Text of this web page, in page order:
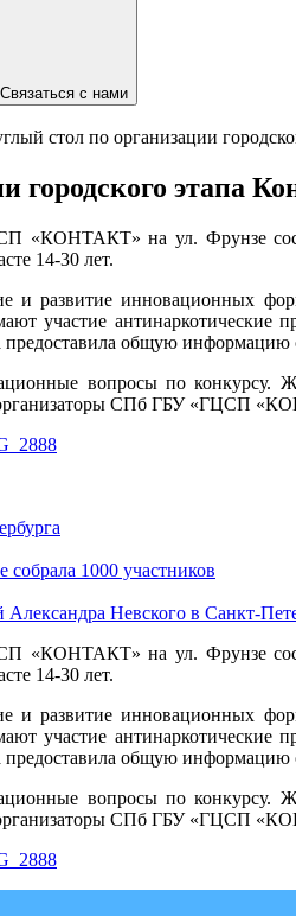
Связаться с нами
стол по организации
городского этапа
«КОНТАКТ» на ул. Фрунзе
14-30 лет.
и развитие инновационных
участие антинаркотические
предоставила общую
вопросы по
организаторы СПб ГБУ «ГЦСП
1000 участников
Невского в Санкт-
«КОНТАКТ» на ул. Фрунзе
14-30 лет.
и развитие инновационных
участие антинаркотические
предоставила общую
вопросы по
организаторы СПб ГБУ «ГЦСП